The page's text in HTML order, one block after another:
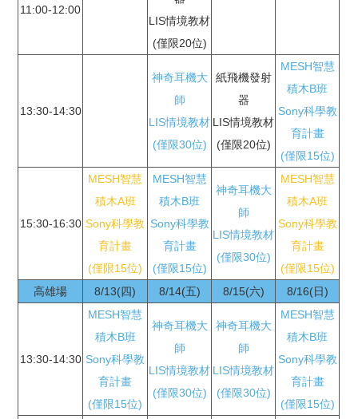
11:00-12:00
LIS情境教材
(僅限20位)
13:30-14:30
神奇耳機大
師
LIS情境教材
(僅限30位)
紙飛機發射
器
LIS情境教材
(僅限20位)
MESH智慧
積木B班
Sony科學教
育計畫
(僅限15位)
15:30-16:30
MESH智慧
積木A班
Sony科學教
育計畫
(僅限15位)
MESH智慧
積木B班
Sony科學教
育計畫
(僅限15位)
神奇耳機大
師
LIS情境教材
(僅限30位)
MESH智慧
積木A班
Sony科學教
育計畫
(僅限15位)
高雄場
8/13(四) 8/14(五) 8/15(六) 8/16(日)
13:30-14:30
MESH智慧
積木B班
Sony科學教
育計畫
(僅限15位)
神奇耳機大
師
LIS情境教材
(僅限30位)
神奇耳機大
師
LIS情境教材
(僅限30位)
MESH智慧
積木B班
Sony科學教
育計畫
(僅限15位)